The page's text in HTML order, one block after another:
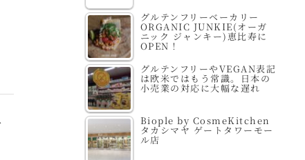
グルテンフリーベーカリー
ORGANIC JUNKIE(オーガ
ニック ジャンキー)恵比寿に
OPEN！
グルテンフリーやVEGAN表記
は欧米ではもう常識。日本の
小売業の対応に大幅な遅れ
Biople by CosmeKitchen
タカシマヤ ゲートタワーモー
ル店